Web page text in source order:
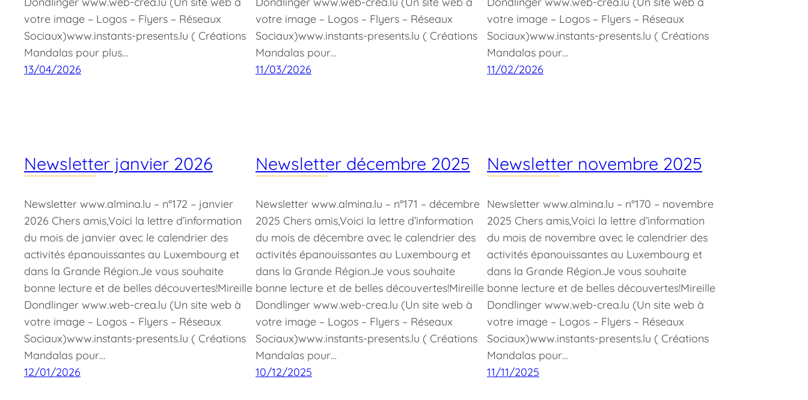
votre image – Logos – Flyers – Réseaux
Sociaux)www.instants-presents.lu ( Créations
Mandalas pour plus…
13/04/2026
votre image – Logos – Flyers – Réseaux
Sociaux)www.instants-presents.lu ( Créations
Mandalas pour…
11/03/2026
votre image – Logos – Flyers – Réseaux
Sociaux)www.instants-presents.lu ( Créations
Mandalas pour…
11/02/2026
Newsletter janvier 2026
Newsletter www.almina.lu – n°172 – janvier
2026 Chers amis,Voici la lettre d’information
du mois de janvier avec le calendrier des
activités épanouissantes au Luxembourg et
dans la Grande Région.Je vous souhaite
bonne lecture et de belles découvertes!Mireille
Dondlinger www.web-crea.lu (Un site web à
votre image – Logos – Flyers – Réseaux
Sociaux)www.instants-presents.lu ( Créations
Mandalas pour…
12/01/2026
Newsletter décembre 2025
Newsletter www.almina.lu – n°171 – décembre
2025 Chers amis,Voici la lettre d’information
du mois de décembre avec le calendrier des
activités épanouissantes au Luxembourg et
dans la Grande Région.Je vous souhaite
bonne lecture et de belles découvertes!Mireille
Dondlinger www.web-crea.lu (Un site web à
votre image – Logos – Flyers – Réseaux
Sociaux)www.instants-presents.lu ( Créations
Mandalas pour…
10/12/2025
Newsletter novembre 2025
Newsletter www.almina.lu – n°170 – novembre
2025 Chers amis,Voici la lettre d’information
du mois de novembre avec le calendrier des
activités épanouissantes au Luxembourg et
dans la Grande Région.Je vous souhaite
bonne lecture et de belles découvertes!Mireille
Dondlinger www.web-crea.lu (Un site web à
votre image – Logos – Flyers – Réseaux
Sociaux)www.instants-presents.lu ( Créations
Mandalas pour…
11/11/2025